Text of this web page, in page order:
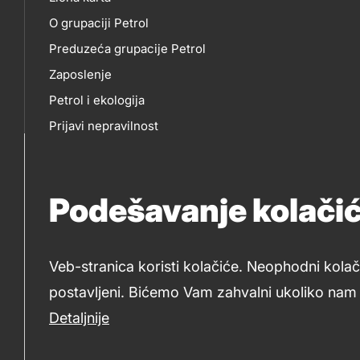
Podešavanje
Veb-stranica koristi kolačiće. Neophodni
postavljeni. Bićemo Vam zahvalni ukoliko
Detaljnije
skupno.footer-
title???
O
NAMA
O grupaciji Petrol
Preduzeća grupacije Petrol
Zaposlenje
Petrol i ekologija
Prijavi nepravilnost
Tenderi Petrol
2019-2026 Petrol d.o.o. Beograd i Petrol d.d., Ljubljana